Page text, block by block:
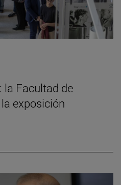
la Facultad de
exposición